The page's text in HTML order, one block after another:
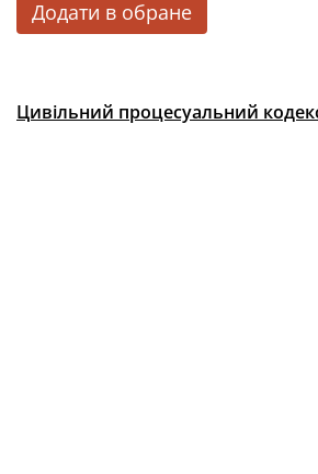
Додати в обране
Цивільний процесуальний